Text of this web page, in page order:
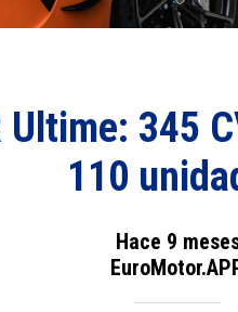
Ultime: 345
110
Hace 9